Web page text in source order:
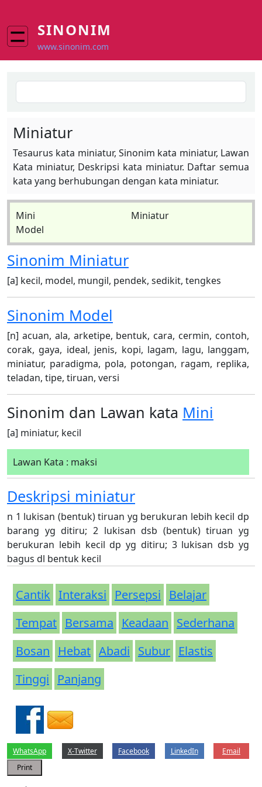
SINONIM
www.sinonim.com
Miniatur
Tesaurus kata miniatur, Sinonim kata miniatur, Lawan
Kata miniatur, Deskripsi kata miniatur. Daftar semua
kata yang berhubungan dengan kata miniatur.
Mini
Miniatur
Model
Sinonim Miniatur
[a] kecil, model, mungil, pendek, sedikit, tengkes
Sinonim Model
[n] acuan, ala, arketipe, bentuk, cara, cermin, contoh,
corak, gaya, ideal, jenis, kopi, lagam, lagu, langgam,
miniatur, paradigma, pola, potongan, ragam, replika,
teladan, tipe, tiruan, versi
Sinonim dan Lawan kata Mini
[a] miniatur, kecil
Lawan Kata : maksi
Deskripsi miniatur
n 1 lukisan (bentuk) tiruan yg berukuran lebih kecil dp
barang yg ditiru; 2 lukisan dsb (bentuk) tiruan yg
berukuran lebih kecil dp yg ditiru; 3 lukisan dsb yg
bagus dl bentuk kecil
Cantik Interaksi Persepsi
Belajar
Tempat Bersama Keadaan Sederhana
Bosan
Hebat Abadi Subur Elastis
Tinggi
Panjang
WhatsApp X-Twitter Facebook LinkedIn
Email
Print